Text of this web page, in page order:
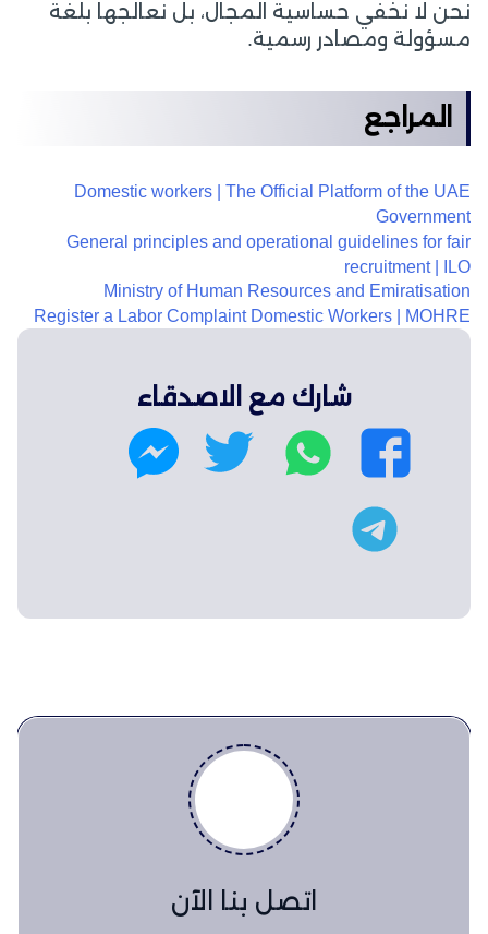
نحن لا نخفي حساسية المجال، بل نعالجها بلغة
مسؤولة ومصادر رسمية.
المراجع
Domestic workers | The Official Platform of the UAE
Government
General principles and operational guidelines for fair
recruitment | ILO
Ministry of Human Resources and Emiratisation
Register a Labor Complaint Domestic Workers | MOHRE
شارك مع الاصدقاء
س
ب
ك
ب
ر
ج
م
اتصل بنا الآن